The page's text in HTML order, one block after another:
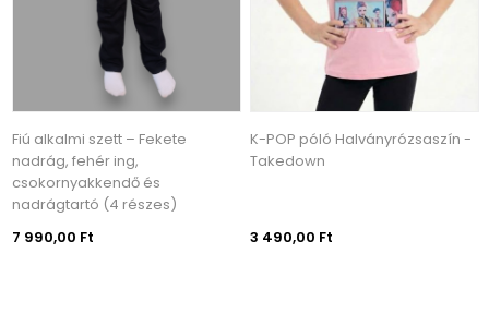
Fiú alkalmi szett – Fekete
nadrág, fehér ing,
csokornyakkendő és
nadrágtartó (4 részes)
7 990,00 Ft
K-POP póló Halványrózsaszín -
Takedown
3 490,00 Ft